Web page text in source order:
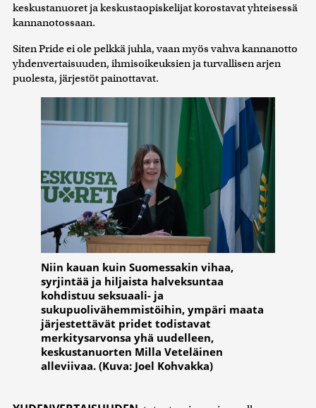
keskustanuoret ja keskustaopiskelijat korostavat yhteisessä
kannanotossaan.
Siten Pride ei ole pelkkä juhla, vaan myös vahva kannanotto
yhdenvertaisuuden, ihmisoikeuksien ja turvallisen arjen
puolesta, järjestöt painottavat.
Niin kauan kuin Suomessakin vihaa,
syrjintää ja hiljaista halveksuntaa
kohdistuu seksuaali- ja
sukupuolivähemmistöihin, ympäri maata
järjestettävät pridet todistavat
merkitysarvonsa yhä uudelleen,
keskustanuorten Milla Veteläinen
alleviivaa. (Kuva: Joel Kohvakka)